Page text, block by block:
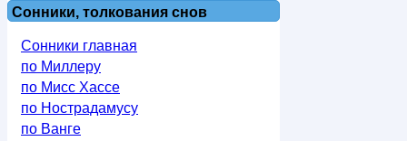
Сонники, толкования снов
Сонники главная
по Миллеру
по Мисс Хассе
по Нострадамусу
по Ванге